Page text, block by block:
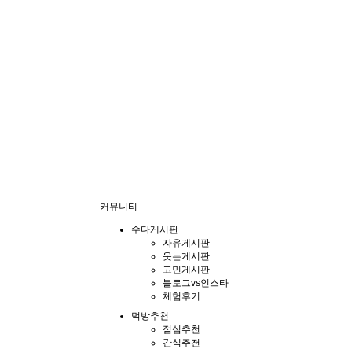
커뮤니티
수다게시판
자유게시판
웃는게시판
고민게시판
블로그vs인스타
체험후기
먹방추천
점심추천
간식추천